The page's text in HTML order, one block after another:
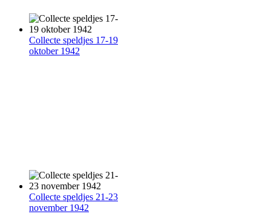
Collecte speldjes 17-19
oktober 1942
Collecte speldjes 21-23
november 1942